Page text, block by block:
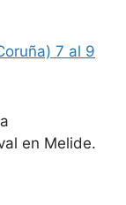
7 al 9
en Melide.